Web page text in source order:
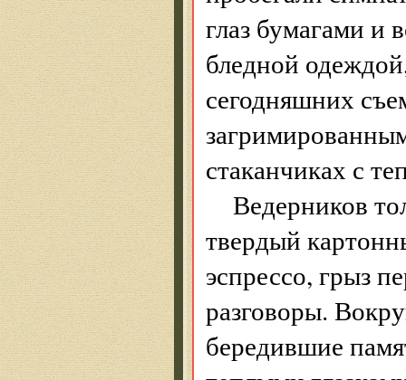
глаз бумагами и
бледной
сегодняшних
стаканчиках с
Ведерников
твердый
эспрессо, грыз
разговоры.
бередившие